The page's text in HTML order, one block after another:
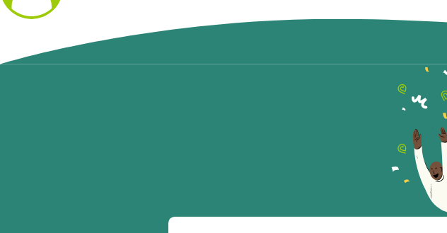
Teile die
Hilf mit noch mehr